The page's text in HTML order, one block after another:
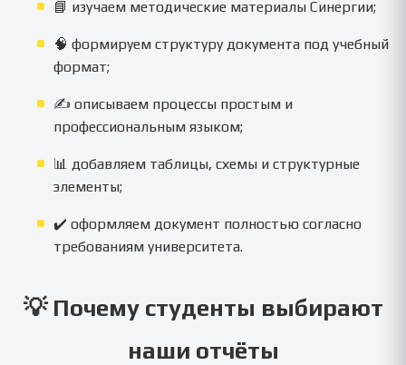
📘 изучаем методические материалы Синергии;
🧠 формируем структуру документа под учебный
формат;
✍️ описываем процессы простым и
профессиональным языком;
📊 добавляем таблицы, схемы и структурные
элементы;
✔️ оформляем документ полностью согласно
требованиям университета.
💡 Почему студенты выбирают
наши отчёты